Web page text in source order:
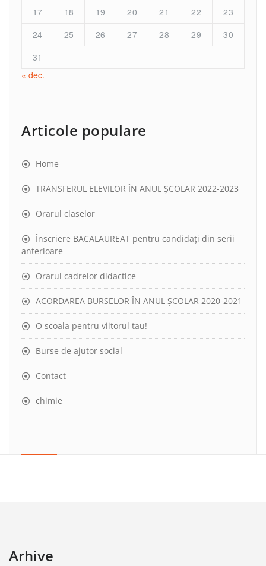
17
18 19 20 21 22
23
24
25 26 27 28 29
30
31
« dec.
Articole populare
Home
TRANSFERUL ELEVILOR ÎN ANUL ȘCOLAR 2022-2023
Orarul claselor
Înscriere BACALAUREAT pentru candidați din serii
anterioare
Orarul cadrelor didactice
ACORDAREA BURSELOR ÎN ANUL ȘCOLAR 2020-2021
O scoala pentru viitorul tau!
Burse de ajutor social
Contact
chimie
Arhive